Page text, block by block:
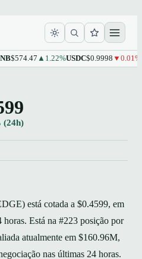
$574.47▲1.22%USDC$0.9998▼0.01%
(24h)
está cotada a $0.4599, em
Está na #223 posição por
atualmente em $160.96M,
nas últimas 24 horas.